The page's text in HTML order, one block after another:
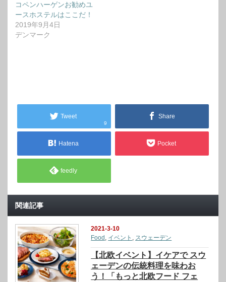
コペンハーゲンお勧めユ
ースホステルはここだ！
2019年9月4日
デンマーク
Tweet
9
Share
Hatena Pocket
feedly
関連記事
2021-3-10
Food, イベント , スウェーデン
【北欧イベント】イケアで スウ
ェーデンの伝統料理を味わお
う！「もっと北欧フード フェ